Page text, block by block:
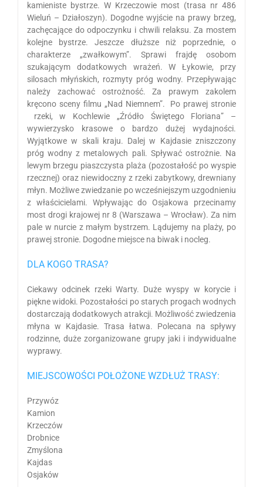
kamieniste bystrze. W Krzeczowie most (trasa nr 486
Wieluń – Działoszyn). Dogodne wyjście na prawy brzeg,
zachęcające do odpoczynku i chwili relaksu. Za mostem
kolejne bystrze. Jeszcze dłuższe niż poprzednie, o
charakterze „zwałkowym”. Sprawi frajdę osobom
szukającym dodatkowych wrażeń. W Łykowie, przy
silosach młyńskich, rozmyty próg wodny. Przepływając
należy zachować ostrożność. Za prawym zakolem
kręcono sceny filmu „Nad Niemnem”. Po prawej stronie
rzeki, w Kochlewie „Źródło Świętego Floriana” –
wywierzysko krasowe o bardzo dużej wydajności.
Wyjątkowe w skali kraju. Dalej w Kajdasie zniszczony
próg wodny z metalowych pali. Spływać ostrożnie. Na
lewym brzegu piaszczysta plaża (pozostałość po wyspie
rzecznej) oraz niewidoczny z rzeki zabytkowy, drewniany
młyn. Możliwe zwiedzanie po wcześniejszym uzgodnieniu
z właścicielami. Wpływając do Osjakowa przecinamy
most drogi krajowej nr 8 (Warszawa – Wrocław). Za nim
pale w nurcie z małym bystrzem. Lądujemy na plaży, po
prawej stronie. Dogodne miejsce na biwak i nocleg.
DLA KOGO TRASA?
Ciekawy odcinek rzeki Warty. Duże wyspy w korycie i
piękne widoki. Pozostałości po starych progach wodnych
dostarczają dodatkowych atrakcji. Możliwość zwiedzenia
młyna w Kajdasie. Trasa łatwa. Polecana na spływy
rodzinne, duże zorganizowane grupy jaki i indywidualne
wyprawy.
MIEJSCOWOŚCI POŁOŻONE WZDŁUŻ TRASY:
Przywóz
Kamion
Krzeczów
Drobnice
Zmyślona
Kajdas
Osjaków